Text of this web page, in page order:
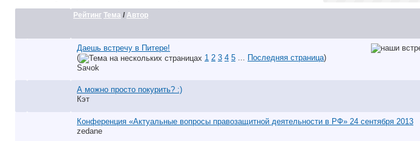
Рейтинг Тема / Автор
Даешь встречу в Питере!
(
1 2 3 4 5 ... Последняя страница)
Saчok
А можно просто покурить? :)
Кэт
Конференция «Актуальные вопросы правозащитной деятельности в РФ» 24 сентября 2013
zedane